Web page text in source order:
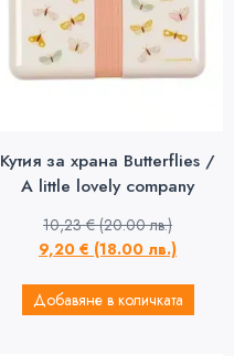
Кутия за храна Butterflies /
A little lovely company
10,23€ (20.00 лв.)
9,20 € (18.00 лв.)
Добавяне в количката